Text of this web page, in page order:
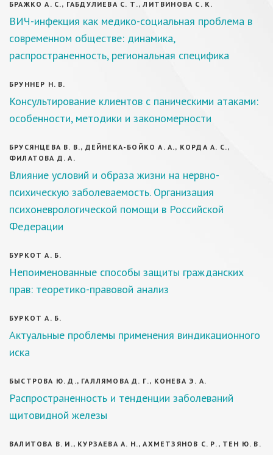
БРАЖКО А. С., ГАБДУЛИЕВА С. Т., ЛИТВИНОВА С. К.
ВИЧ-инфекция как медико-социальная проблема в
современном обществе: динамика,
распространенность, региональная специфика
БРУННЕР Н. В.
Консультирование клиентов с паническими атаками:
особенности, методики и закономерности
БРУСЯНЦЕВА В. В., ДЕЙНЕКА-БОЙКО А. А., КОРДА А. С.,
ФИЛАТОВА Д. А.
Влияние условий и образа жизни на нервно-
психическую заболеваемость. Организация
психоневрологической помощи в Российской
Федерации
БУРКОТ А. Б.
Непоименованные способы защиты гражданских
прав: теоретико-правовой анализ
БУРКОТ А. Б.
Актуальные проблемы применения виндикационного
иска
БЫСТРОВА Ю. Д., ГАЛЛЯМОВА Д. Г., КОНЕВА Э. А.
Распространенность и тенденции заболеваний
щитовидной железы
ВАЛИТОВА В. И., КУРЗАЕВА А. Н., АХМЕТЗЯНОВ С. Р., ТЕН Ю. В.